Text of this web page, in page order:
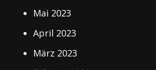
Mai 2023
April 2023
März 2023